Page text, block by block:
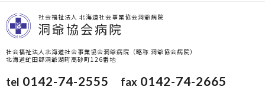
社会福祉法人 北海道社会事業協会洞爺病院
洞爺協会病院
社会福祉法人北海道社会事業協会洞爺病院（略称 洞爺協会病院）
北海道虻田郡洞爺湖町高砂町126番地
tel 0142-74-2555 fax 0142-74-2665